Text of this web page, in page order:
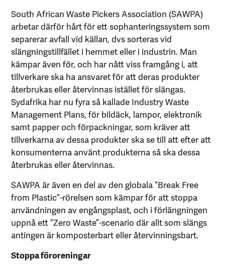
South African Waste Pickers Association (SAWPA)
arbetar därför hårt för ett sophanteringssystem som
separerar avfall vid källan, dvs sorteras vid
slängningstillfället i hemmet eller i industrin. Man
kämpar även för, och har nått viss framgång i, att
tillverkare ska ha ansvaret för att deras produkter
återbrukas eller återvinnas istället för slängas.
Sydafrika har nu fyra så kallade Industry Waste
Management Plans, för bildäck, lampor, elektronik
samt papper och förpackningar, som kräver att
tillverkarna av dessa produkter ska se till att efter att
konsumenterna använt produkterna så ska dessa
återbrukas eller återvinnas.
SAWPA är även en del av den globala ”Break Free
from Plastic”-rörelsen som kämpar för att stoppa
användningen av engångsplast, och i förlängningen
uppnå ett ”Zero Waste”-scenario där allt som slängs
antingen är komposterbart eller återvinningsbart.
Stoppa föroreningar